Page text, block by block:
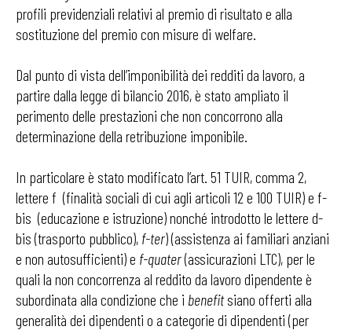
profili previdenziali relativi al premio di risultato e alla
sostituzione del premio con misure di welfare.
Dal punto di vista dell’imponibilità dei redditi da lavoro, a
partire dalla legge di bilancio 2016, è stato ampliato il
perimento delle prestazioni che non concorrono alla
determinazione della retribuzione imponibile.
In particolare è stato modificato l’art. 51 TUIR, comma 2,
lettere f (finalità sociali di cui agli articoli 12 e 100 TUIR) e f-
bis (educazione e istruzione) nonché introdotto le lettere d-
bis (trasporto pubblico), f-ter) (assistenza ai familiari anziani
e non autosufficienti) e f-quater(assicurazioni LTC), per le
quali la non concorrenza al reddito da lavoro dipendente è
subordinata alla condizione che i benefitsiano offerti alla
generalità dei dipendenti o a categorie di dipendenti (per